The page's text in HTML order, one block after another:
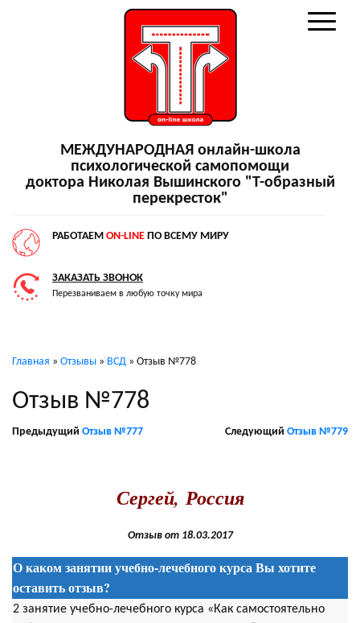
МЕЖДУНАРОДНАЯ онлайн-школа
психологической самопомощи
доктора Николая Вышинского "Т-образный
перекресток"
РАБОТАЕМ ON-LINE ПО ВСЕМУ МИРУ
ЗАКАЗАТЬ ЗВОНОК
Перезваниваем в любую точку мира
Главная » Отзывы » ВСД » Отзыв №778
Отзыв №778
Предыдущий Отзыв №777 Следующий Отзыв №779
Сергей, Россия
Отзыв от 18.03.2017
О каком занятии учебно-лечебного курса Вы хотите
оставить отзыв?
2 занятие учебно-лечебного курса «Как самостоятельно